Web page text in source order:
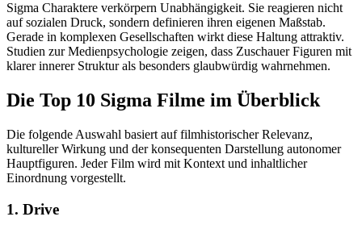
Sigma Charaktere verkörpern Unabhängigkeit. Sie reagieren nicht
auf sozialen Druck, sondern definieren ihren eigenen Maßstab.
Gerade in komplexen Gesellschaften wirkt diese Haltung attraktiv.
Studien zur Medienpsychologie zeigen, dass Zuschauer Figuren mit
klarer innerer Struktur als besonders glaubwürdig wahrnehmen.
Die Top 10 Sigma Filme im Überblick
Die folgende Auswahl basiert auf filmhistorischer Relevanz,
kultureller Wirkung und der konsequenten Darstellung autonomer
Hauptfiguren. Jeder Film wird mit Kontext und inhaltlicher
Einordnung vorgestellt.
1. Drive